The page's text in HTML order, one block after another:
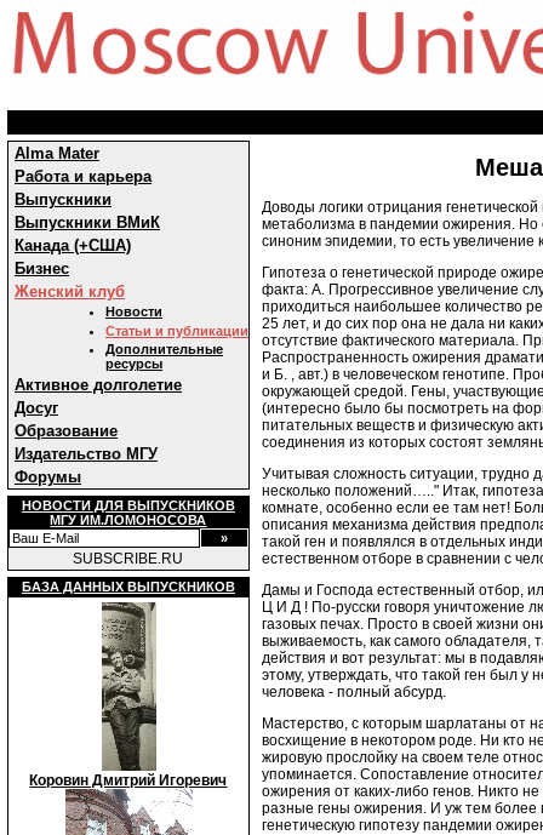
Alma Mater
Работа и карьера
Выпускники
Выпускники ВМиК
Канада (+США)
Бизнес
Женский клуб
Новости
Статьи и публикации
Дополнительные
ресурсы
Активное долголетие
Досуг
Образование
Издательство МГУ
Форумы
НОВОСТИ ДЛЯ ВЫПУСКНИКОВ
МГУ ИМ.ЛОМОНОСОВА
SUBSCRIBE.RU
БАЗА ДАННЫХ ВЫПУСКНИКОВ
Коровин Дмитрий Игоревич
Доводы логики отрицания
метаболизма в пандемии ожирения. Но
синоним эпидемии, то есть увеличение
Гипотеза о генетической природе
факта: А. Прогрессивное увеличение
приходиться наибольшее количество
25 лет, и до сих пор она не дала ни
отсутствие фактического материала.
Распространенность ожирения
и Б. , авт.) в человеческом генотипе.
окружающей средой. Гены,
(интересно было бы посмотреть на
питательных веществ и физическую
соединения из которых состоят
Учитывая сложность ситуации, трудно
несколько положений….." Итак,
комнате, особенно если ее там нет!
описания механизма действия
такой ген и появлялся в отдельных
естественном отборе в сравнении с
Дамы и Господа естественный отбор,
Ц И Д ! По-русски говоря уничтожение
газовых печах. Просто в своей жизни
выживаемость, как самого обладателя,
действия и вот результат: мы в
этому, утверждать, что такой ген был
человека - полный абсурд.
Мастерство, с которым шарлатаны от
восхищение в некотором роде. Ни кто
жировую прослойку на своем теле
упоминается. Сопоставление
ожирения от каких-либо генов. Никто
разные гены ожирения. И уж тем более
генетическую гипотезу пандемии